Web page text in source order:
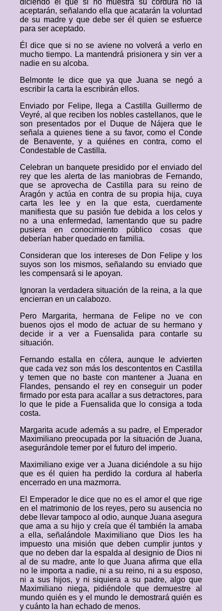
diciendo él que si no muestra su cordura no la
aceptarán, señalando ella que acatarán la voluntad
de su madre y que debe ser él quien se esfuerce
para ser aceptado.
Él dice que si no se aviene no volverá a verlo en
mucho tiempo. La mantendrá prisionera y sin ver a
nadie en su alcoba.
Belmonte le dice que ya que Juana se negó a
escribir la carta la escribirán ellos.
Enviado por Felipe, llega a Castilla Guillermo de
Veyré, al que reciben los nobles castellanos, que le
son presentados por el Duque de Nájera que le
señala a quienes tiene a su favor, como el Conde
de Benavente, y a quiénes en contra, como el
Condestable de Castilla.
Celebran un banquete presidido por el enviado del
rey que les alerta de las maniobras de Fernando,
que se aprovecha de Castilla para su reino de
Aragón y actúa en contra de su propia hija, cuya
carta les lee y en la que esta, cuerdamente
manifiesta que su pasión fue debida a los celos y
no a una enfermedad, lamentando que su padre
pusiera en conocimiento público cosas que
deberían haber quedado en familia.
Consideran que los intereses de Don Felipe y los
suyos son los mismos, señalando su enviado que
les compensará si le apoyan.
Ignoran la verdadera situación de la reina, a la que
encierran en un calabozo.
Pero Margarita, hermana de Felipe no ve con
buenos ojos el modo de actuar de su hermano y
decide ir a ver a Fuensalida para contarle su
situación.
Fernando estalla en cólera, aunque le advierten
que cada vez son más los descontentos en Castilla
y temen que no baste con mantener a Juana en
Flandes, pensando el rey en conseguir un poder
firmado por esta para acallar a sus detractores, para
lo que le pide a Fuensalida que lo consiga a toda
costa.
Margarita acude además a su padre, el Emperador
Maximiliano preocupada por la situación de Juana,
asegurándole temer por el futuro del imperio.
Maximiliano exige ver a Juana diciéndole a su hijo
que es él quien ha perdido la cordura al haberla
encerrado en una mazmorra.
El Emperador le dice que no es el amor el que rige
en el matrimonio de los reyes, pero su ausencia no
debe llevar tampoco al odio, aunque Juana asegura
que ama a su hijo y creía que él también la amaba
a ella, señalándole Maximiliano que Dios les ha
impuesto una misión que deben cumplir juntos y
que no deben dar la espalda al designio de Dios ni
al de su madre, ante lo que Juana afirma que ella
no le importa a nadie, ni a su reino, ni a su esposo,
ni a sus hijos, y ni siquiera a su padre, algo que
Maximiliano niega, pidiéndole que demuestre al
mundo quién es y el mundo le demostrará quién es
y cuánto la han echado de menos.